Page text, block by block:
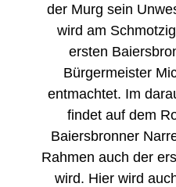
der Murg sein
wird am
ersten
Bürgermeister
entmachtet. Im
findet auf dem
Baiersbronner
Rahmen auch der
wird. Hier wird